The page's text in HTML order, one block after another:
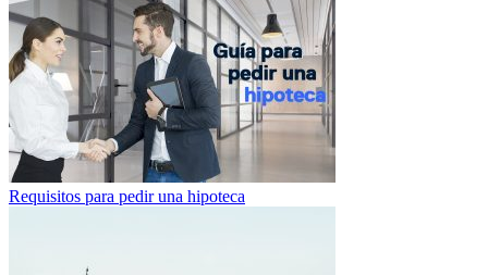
Requisitos para pedir una hipoteca